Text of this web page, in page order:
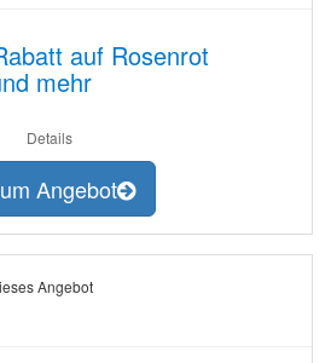
auf Rosenrot
mehr
Details
Angebot
Angebot